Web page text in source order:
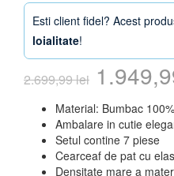
Esti client fidel? Acest
loialitate!
2.699,99lei Prețul
inițial
a
fost:
Material: Bumbac 100%
Ambalare in cutie
Setul contine 7 piese
Cearceaf de pat cu
Densitate mare a